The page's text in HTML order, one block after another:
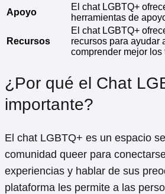
Apoyo
El chat LGBTQ+
herramientas de
Recursos
El chat LGBTQ+
recursos para ayudar
comprender mejor los
¿Por qué el Chat
importante?
El chat LGBTQ+ es un espacio
comunidad queer para
experiencias y hablar de sus
plataforma les permite a las